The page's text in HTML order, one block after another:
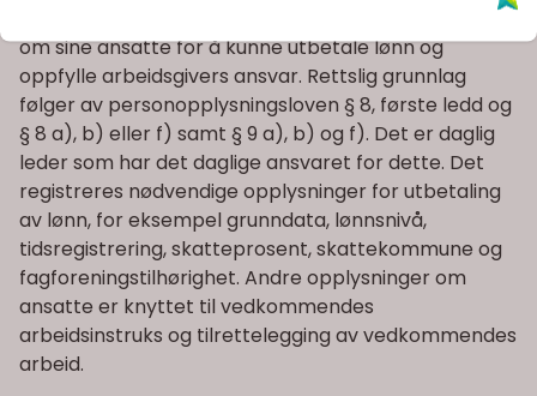
OSLO VVS SENTER AS samler inn personopplysninger
om sine ansatte for å kunne utbetale lønn og
oppfylle arbeidsgivers ansvar. Rettslig grunnlag
følger av personopplysningsloven § 8, første ledd og
§ 8 a), b) eller f) samt § 9 a), b) og f). Det er daglig
leder som har det daglige ansvaret for dette. Det
registreres nødvendige opplysninger for utbetaling
av lønn, for eksempel grunndata, lønnsnivå,
tidsregistrering, skatteprosent, skattekommune og
fagforeningstilhørighet. Andre opplysninger om
ansatte er knyttet til vedkommendes
arbeidsinstruks og tilrettelegging av vedkommendes
arbeid.